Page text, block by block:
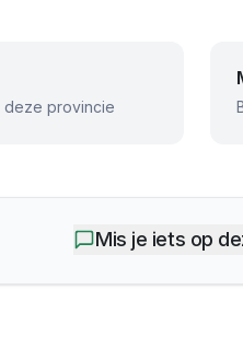
deze provincie
Mis je iets op